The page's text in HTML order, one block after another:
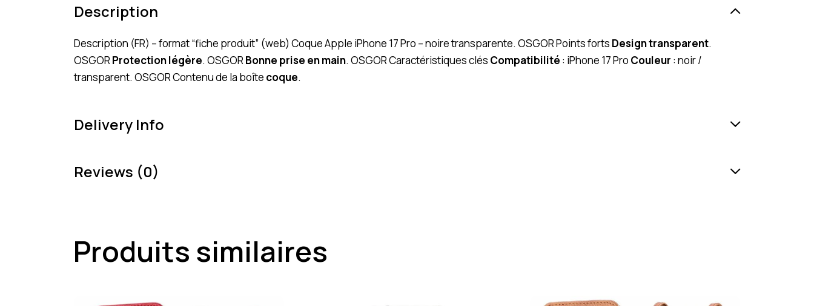
Description
Description (FR) – format “fiche produit” (web) Coque Apple iPhone 17 Pro – noire transparente. OSGOR Points forts Design transparent.
OSGORProtection légère. OSGORBonne prise en main. OSGOR Caractéristiques clés Compatibilité : iPhone 17 Pro Couleur : noir /
transparent. OSGOR Contenu de la boîte coque.
Delivery Info
Reviews (0)
Produits similaires